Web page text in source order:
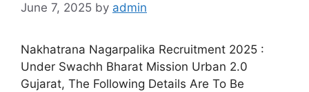
June 7, 2025 by admin
Nakhatrana Nagarpalika Recruitment 2025 :
Under Swachh Bharat Mission Urban 2.0
Gujarat, The Following Details Are To Be